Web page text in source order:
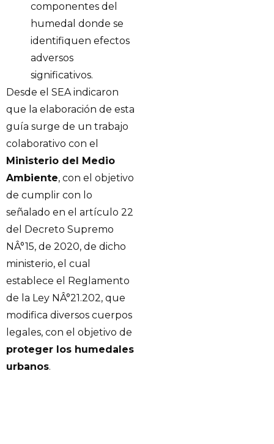
componentes del
humedal donde se
identifiquen efectos
adversos
significativos.
Desde el SEA indicaron
que la elaboración de esta
guía surge de un trabajo
colaborativo con el
Ministerio del Medio
Ambiente, con el objetivo
de cumplir con lo
señalado en el artículo 22
del Decreto Supremo
NÂ°15, de 2020, de dicho
ministerio, el cual
establece el Reglamento
de la Ley NÂ°21.202, que
modifica diversos cuerpos
legales, con el objetivo de
proteger los humedales
urbanos.